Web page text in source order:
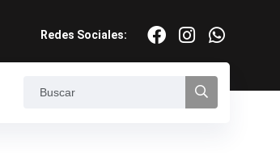
Redes Sociales: